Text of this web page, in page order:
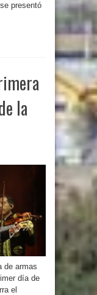
presentó
la
de armas
día de
el